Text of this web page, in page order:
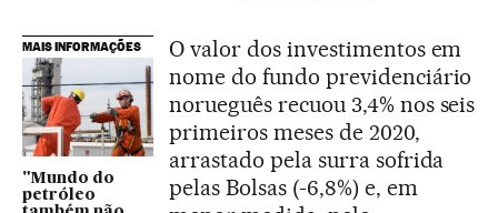
MAIS INFORMAÇÕES
"Mundo do
petróleo
O valor dos investimentos em
nome do fundo previdenciário
norueguês recuou 3,4% nos seis
primeiros meses de 2020,
arrastado pela surra sofrida
pelas Bolsas (-6,8%) e, em